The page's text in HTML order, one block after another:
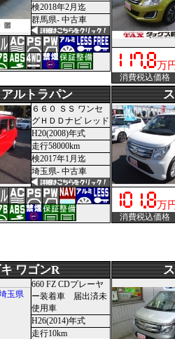
検2018年2月迄
群馬県- 中古車
万
消費税込価格
ルトラパン
６６０ ＳＳ ワンセ
グＨＤＤナビ レッド
H20(2008)年式
走行58000km
検2017年1月迄
埼玉県- 中古車
万
消費税込価格
ワゴンR
660 FZ CDプレーヤ
ー装着車 届出済未
使用車
H26(2014)年式
走行10km